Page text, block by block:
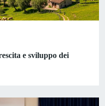
e sviluppo dei